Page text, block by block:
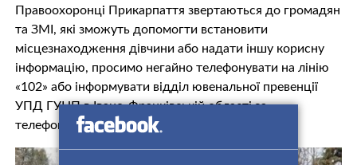
Правоохоронці Прикарпаття звертаються до громадян
та ЗМІ, які зможуть допомогти встановити
місцезнаходження дівчини або надати іншу корисну
інформацію, просимо негайно телефонувати на лінію
«102» або інформувати відділ ювенальної превенції
УПД ГУНП в Івано-Франківській області за
телефонами: (0342) 79-03-23, 096 327 70 24.